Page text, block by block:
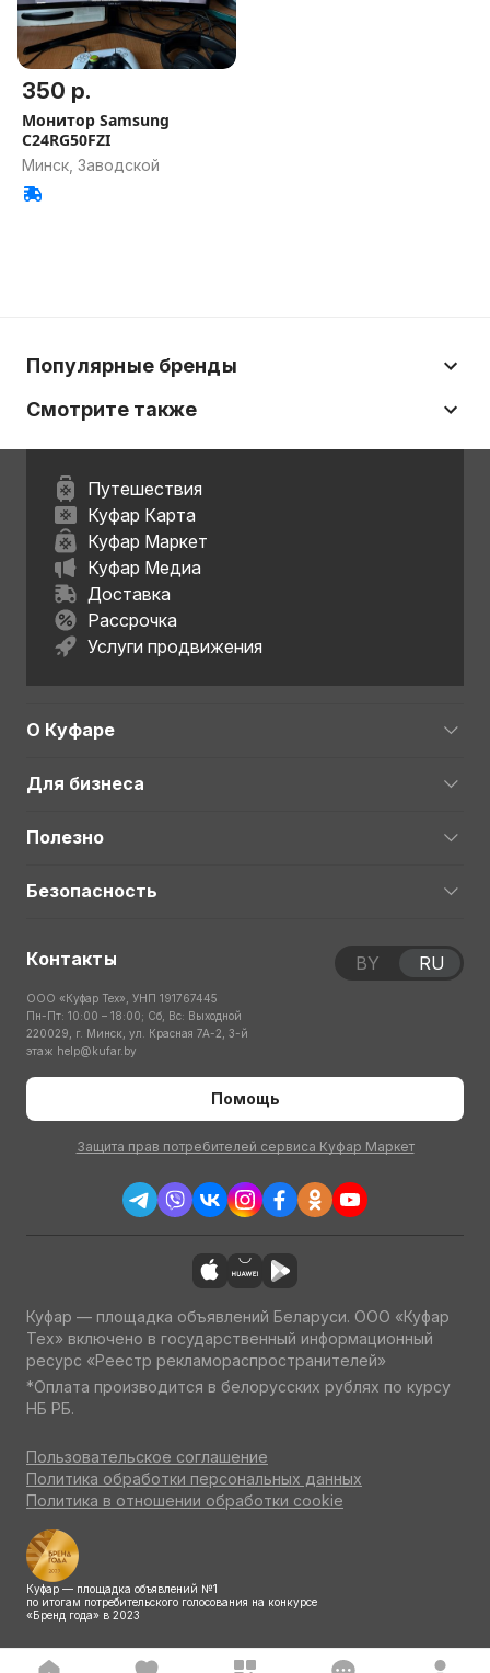
350 р.
Монитор Samsung
C24RG50FZI
Минск, Заводской
Популярные бренды
Смотрите также
Путешествия
Куфар Карта
Куфар Маркет
Куфар Медиа
Доставка
Рассрочка
Услуги продвижения
О Куфаре
Для бизнеса
Полезно
Безопасность
Контакты
ООО «Куфар Тех», УНП 191767445
Пн-Пт: 10:00 – 18:00; Сб, Вс: Выходной
220029, г. Минск, ул. Красная 7А-2, 3-й
этаж help@kufar.by
Помощь
Защита прав потребителей сервиса Куфар Маркет
BY RU
Куфар — площадка объявлений Беларуси. ООО «Куфар
Тех» включено в государственный информационный
ресурс «Реестр рекламораспространителей»
*Оплата производится в белорусских рублях по курсу
НБ РБ.
Пользовательское соглашение
Политика обработки персональных данных
Политика в отношении обработки cookie
Куфар — площадка объявлений №1
по итогам потребительского голосования на конкурсе
«Бренд года» в 2023